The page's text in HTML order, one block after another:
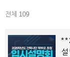
전체 109